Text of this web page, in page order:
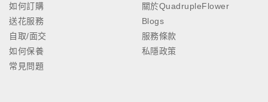
如何訂購
送花服務
自取/面交
如何保養
常見問題
關於QuadrupleFlower
Blogs
服務條款
私隱政策